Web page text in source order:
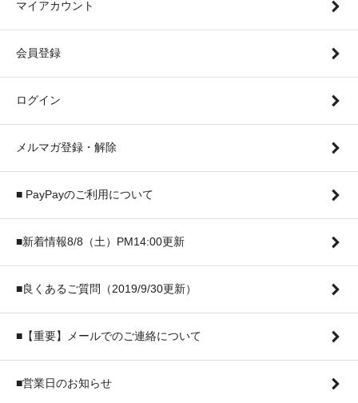
マイアカウント
会員登録
ログイン
メルマガ登録・解除
■ PayPayのご利用について
■新着情報8/8（土）PM14:00更新
■良くあるご質問（2019/9/30更新）
■【重要】メールでのご連絡について
■営業日のお知らせ